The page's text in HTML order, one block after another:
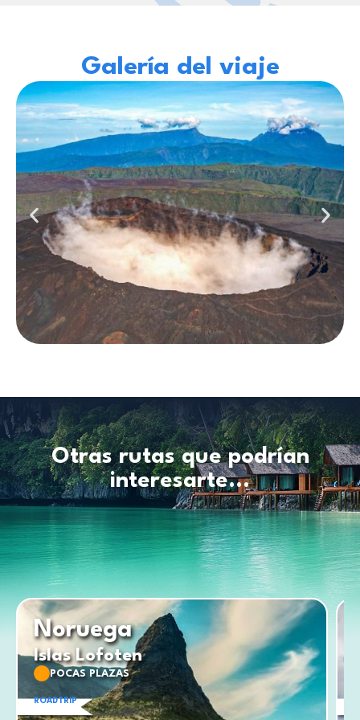
Galería del viaje
Otras rutas que podrían
interesarte...
Noruega
Islas Lofoten
POCAS PLAZAS
ROADTRIP